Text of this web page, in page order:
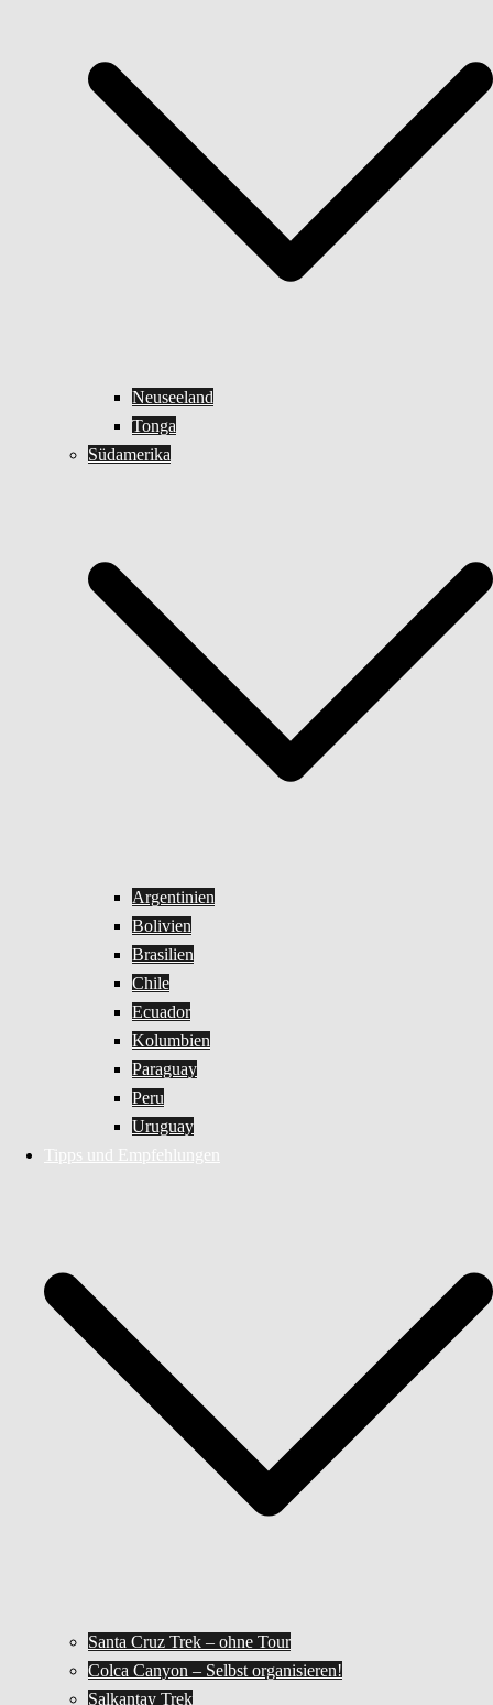
Neuseeland
Tonga
Südamerika
Argentinien
Bolivien
Brasilien
Chile
Ecuador
Kolumbien
Paraguay
Peru
Uruguay
Tipps und Empfehlungen
Santa Cruz Trek – ohne Tour
Colca Canyon – Selbst organisieren!
Salkantay Trek